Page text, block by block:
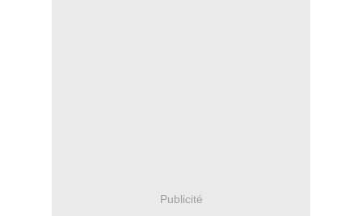
Publicité